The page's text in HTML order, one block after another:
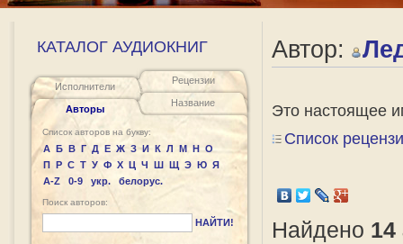
КАТАЛОГ АУДИОКНИГ
Исполнители
Авторы
Рецензии
Название
Список авторов на букву:
А Б В Г Д Е Ж З И К Л М Н О
П Р С Т У Ф Х Ц Ч Ш Щ Э Ю Я
A-Z
0-9 укр. белорус.
Поиск авторов:
НАЙТИ!
Автор:
Это настоящее
Список
Найдено 14